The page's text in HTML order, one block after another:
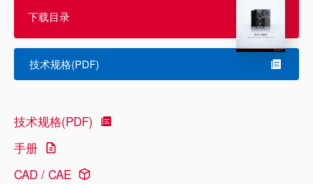
下载目录
技术规格(PDF)
技术规格(PDF)
手册
CAD / CAE